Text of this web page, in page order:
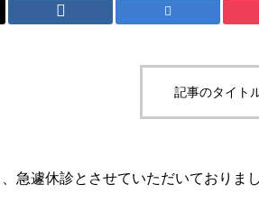
記事のタイト
急遽休診とさせていただいておりま